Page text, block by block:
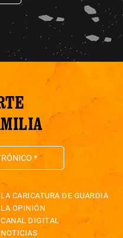
LA CARICATURA DE GUARDIA
LA OPINIÓN
CANAL DIGITAL
NOTICIAS